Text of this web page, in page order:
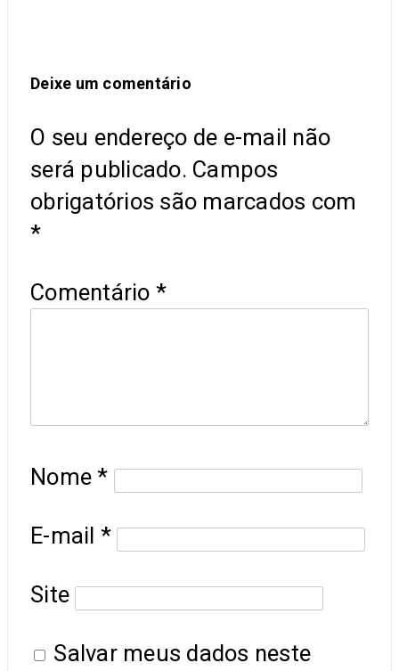
Deixe um comentário
O seu endereço de e-mail não
será publicado. Campos
obrigatórios são marcados com
*
Comentário *
Nome*
E-mail *
Site
Salvar meus dados neste